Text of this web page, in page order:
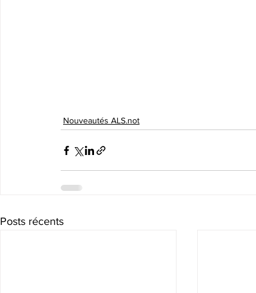
Nouveautés ALS.not
Posts récents